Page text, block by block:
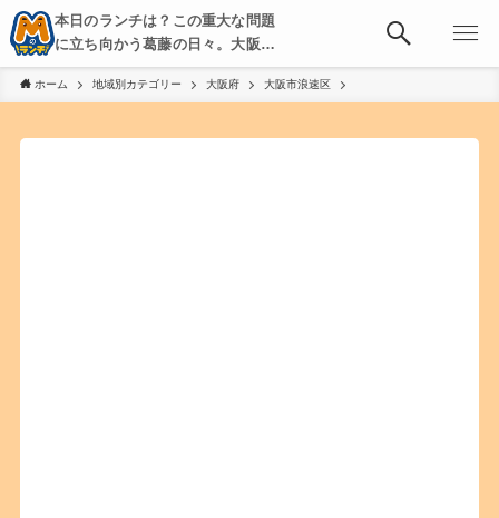
本日のランチは？この重大な問題
に立ち向かう葛藤の日々。大阪・
京都・神戸を中心とした食べ歩
き、飲み歩きを綴る。
ホーム 地域別カテゴリー 大阪府 大阪市浪速区